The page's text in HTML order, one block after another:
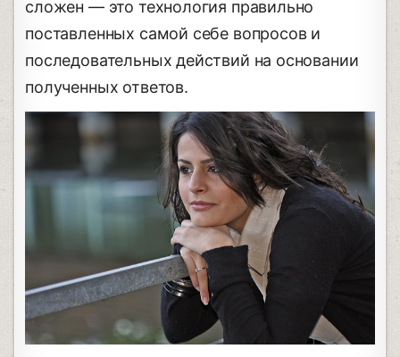
сложен — это технология правильно
поставленных самой себе вопросов и
последовательных действий на основании
полученных ответов.